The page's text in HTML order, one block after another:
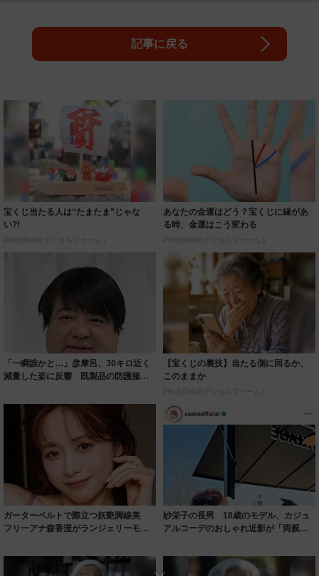
記事に戻る
宝くじ当たる人は“たまたま”じゃな
い?!
PR(合同会社デジタルファーム )
あなたの金運はどう？宝くじに縁があ
る時、金運はこう変わる
PR(合同会社デジタルファーム )
「一瞬誰かと…」彦摩呂、30キロ近く
減量した姿に反響 既製品の防護服が
【宝くじの裏技】当たる側に回るか、
このままか
PR(合同会社デジタルファーム )
ガーターベルトで際立つ妖艶脚線美
フリーアナ森香澄がランジェリーモデ
紗栄子の長男 18歳のモデル、カジュ
アルコーデのおしゃれ近影が「両親の